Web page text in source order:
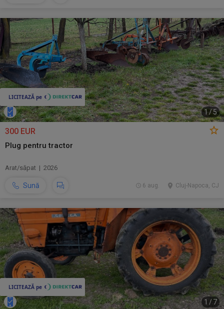
1 /5
300 EUR
Plug pentru tractor
Arat/săpat | 2026
Sună Cluj-Napoca, CJ
6 aug.
1 / 7